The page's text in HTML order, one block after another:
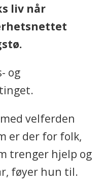
liv når
og
velferden
er der for folk,
trenger hjelp og
føyer hun til.